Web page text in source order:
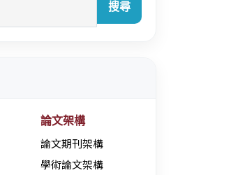
搜尋
論文架構
論文期刊架構
學術論文架構